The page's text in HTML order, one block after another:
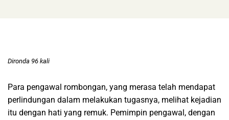
Dironda 96 kali
Para pengawal rombongan, yang merasa telah mendapat
perlindungan dalam melakukan tugasnya, melihat kejadian
itu dengan hati yang remuk. Pemimpin pengawal, dengan